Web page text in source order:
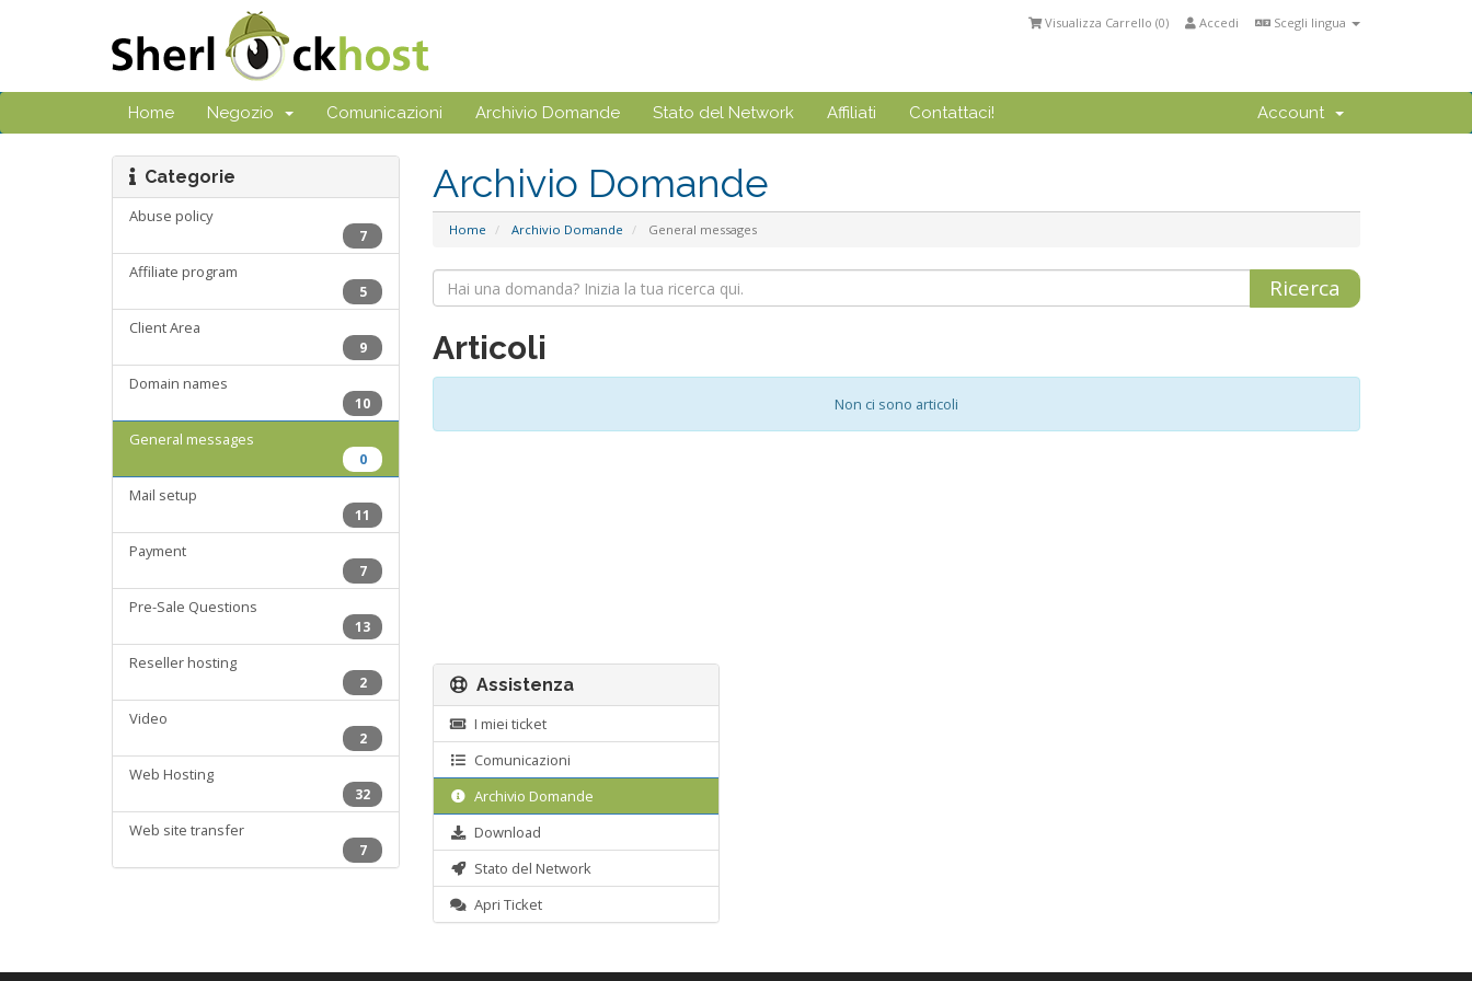
Scegli lingua
Accedi
Visualizza Carrello (0)
Home Negozio Comunicazioni Archivio Domande Stato del Network Affiliati Contattaci! Account
Archivio Domande
Home Archivio Domande General messages
Categorie
Abuse policy
7
Affiliate program
5
Client Area
9
Domain names
10
General messages
0
Mail setup
11
Payment
7
Pre-Sale Questions
13
Reseller hosting
2
Video
2
Web Hosting
32
Web site transfer
7
Articoli
Non ci sono articoli
Assistenza
I miei ticket
Comunicazioni
Archivio Domande
Download
Stato del Network
Apri Ticket